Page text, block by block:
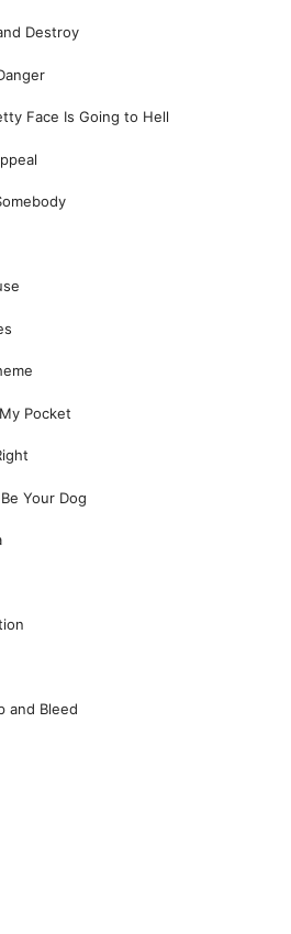
Destroy
Face Is Going to Hell
Pocket
Your Dog
and Bleed